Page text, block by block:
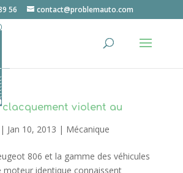
56 contact@problemauto.com
clacquement violent au
Jan 10, 2013 | Mécanique
806 et la gamme des véhicules
moteur identique connaissent